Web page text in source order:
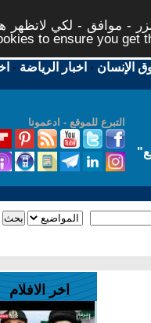
- موافق - لكي لاتظهر
to ensure you get
الإنسان - اخبار الرياضة -
التبرع للموقع - ادعمونا
"
اخر الافلام